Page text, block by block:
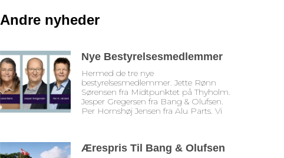
Andre nyheder
Nye Bestyrelsesmedlemmer
Hermed de tre nye
bestyrelsesmedlemmer. Jette Rønn
Sørensen fra Midtpunktet på Thyholm.
Jesper Gregersen fra Bang & Olufsen.
Per Hornshøj Jensen fra Alu Parts. Vi
Ærespris Til Bang & Olufsen